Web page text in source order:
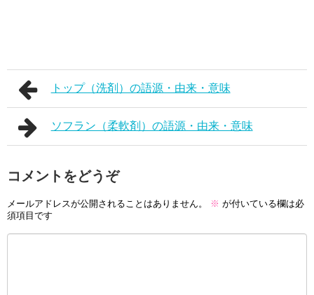
トップ（洗剤）の語源・由来・意味
ソフラン（柔軟剤）の語源・由来・意味
コメントをどうぞ
メールアドレスが公開されることはありません。 ※ が付いている欄は必
須項目です